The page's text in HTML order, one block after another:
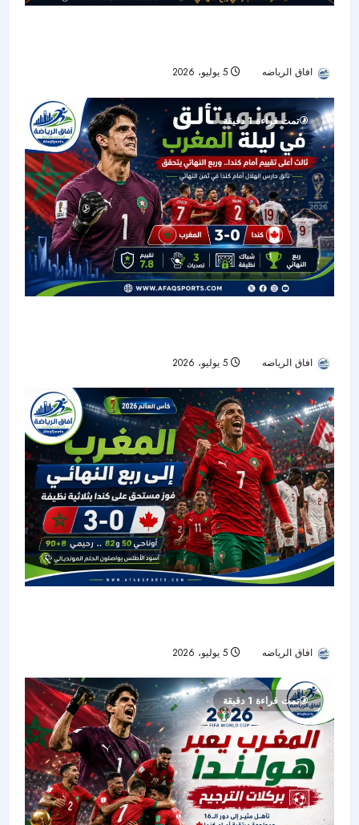
افاق الرياضه 5 يوليو، 2026
تمت قراءة 1 دقيقة
افاق الرياضه 5 يوليو، 2026
افاق الرياضه 5 يوليو، 2026
تمت قراءة 1 دقيقة